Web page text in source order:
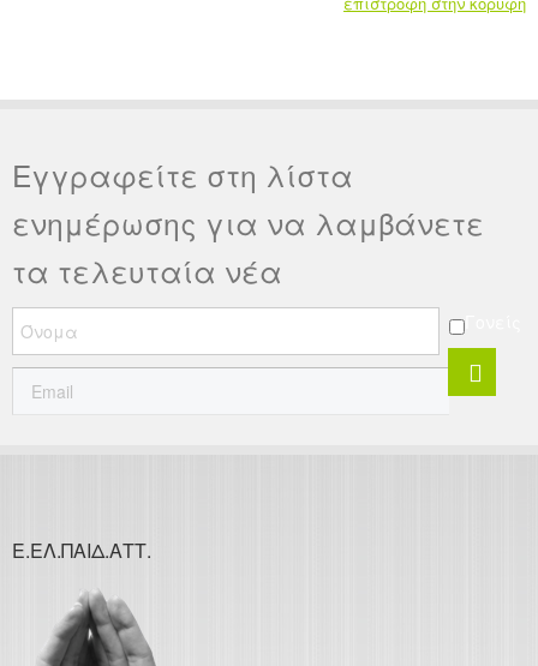
Εγγραφείτε στη λίστα
ενημέρωσης για να λαμβάνετε
τα τελευταία νέα
Γονείς
Ε.ΕΛ.ΠΑΙΔ.ΑΤΤ.